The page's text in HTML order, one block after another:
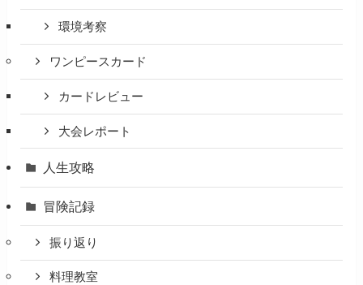
環境考察
ワンピースカード
カードレビュー
大会レポート
人生攻略
冒険記録
振り返り
料理教室